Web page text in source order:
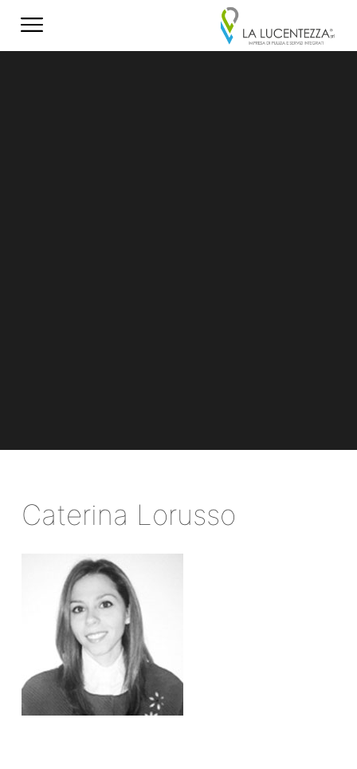
Caterina Lorusso